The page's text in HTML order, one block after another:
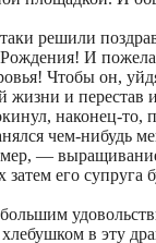
решили
И
Чтобы он,
жизни и перестав
наконец-то,
чем-нибудь
—
его супруга
хлебушком в эту